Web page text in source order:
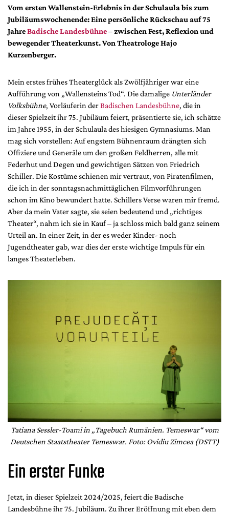
DdB-map
Kalender
Premierensuche
Festival-Planer
Hefte
Alle Hefte
Leseproben
Podcast
Service
Shop / Abo
Newsletter
Redaktion
Autor:innen
Partner
Mediadaten
Suche
Vom ersten Wallenstein-Erlebnis in der Schulaula bis zum
Jubiläumswochenende: Eine persönliche Rückschau auf 75
JahreBadische Landesbühne– zwischen Fest, Reflexion und
bewegender Theaterkunst. Von Theatrologe Hajo
Kurzenberger.
Mein erstes frühes Theaterglück als Zwölfjähriger war eine
Aufführung von „Wallensteins Tod“. Die damalige Unterländer
Volksbühne, Vorläuferin derBadischen Landesbühne, die in
dieser Spielzeit ihr 75. Jubiläum feiert, präsentierte sie, ich schätze
im Jahre 1955, in der Schulaula des hiesigen Gymnasiums. Man
mag sich vorstellen: Auf engstem Bühnenraum drängten sich
Offiziere und Generäle um den großen Feldherren, alle mit
Federhut und Degen und gewichtigen Sätzen von Friedrich
Schiller. Die Kostüme schienen mir vertraut, von Piratenfilmen,
die ich in der sonntagsnachmittäglichen Filmvorführungen
schon im Kino bewundert hatte. Schillers Verse waren mir fremd.
Aber da mein Vater sagte, sie seien bedeutend und „richtiges
Theater“, nahm ich sie in Kauf – ja schloss mich bald ganz seinem
Urteil an. In einer Zeit, in der es weder Kinder- noch
Jugendtheater gab, war dies der erste wichtige Impuls für ein
langes Theaterleben.
Tatiana Sessler-Toami in „Tagebuch Rumänien. Temeswar“ vom
Deutschen Staatstheater Temeswar. Foto: Ovidiu Zimcea (DSTT)
Ein erster Funke
Jetzt, in dieser Spielzeit 2024/2025, feiert die Badische
Landesbühne ihr 75. Jubiläum. Zu ihrer Eröffnung mit eben dem